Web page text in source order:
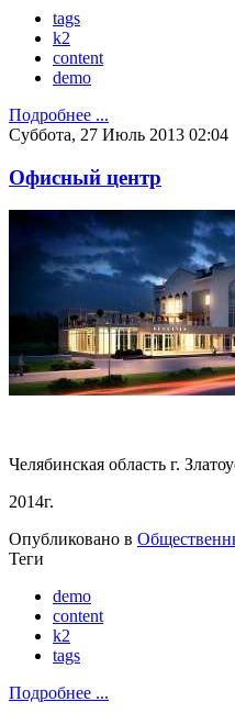
tags
k2
content
demo
Подробнее ...
Суббота, 27 Июль 2013 02:04
Офисный центр
Челябинская область г.
2014г.
Опубликовано в
Теги
demo
content
k2
tags
Подробнее ...